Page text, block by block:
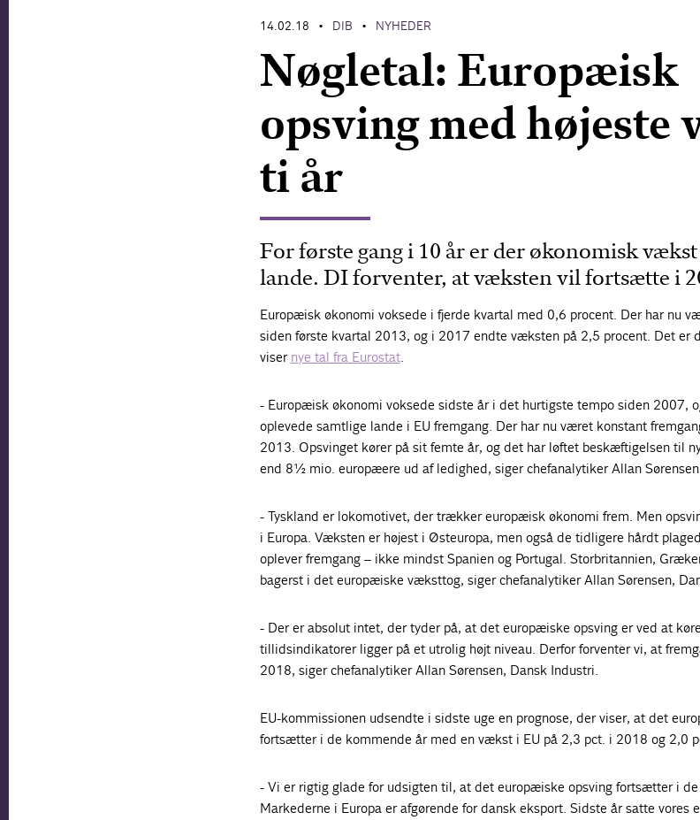
14.02.18 • DIB • NYHEDER
Nøgletal: Europæisk
opsving med højeste
ti år
For første gang i 10 år er der økonomisk
lande. DI forventer, at væksten vil fortsætte i
Europæisk økonomi voksede i fjerde kvartal med 0,6 procent. Der har nu
siden første kvartal 2013, og i 2017 endte væksten på 2,5 procent. Det er
viser nye tal fra Eurostat.
- Europæisk økonomi voksede sidste år i det hurtigste tempo siden 2007,
oplevede samtlige lande i EU fremgang. Der har nu været konstant
2013. Opsvinget kører på sit femte år, og det har løftet beskæftigelsen til
end 8½ mio. europæere ud af ledighed, siger chefanalytiker Allan
- Tyskland er lokomotivet, der trækker europæisk økonomi frem. Men
i Europa. Væksten er højest i Østeuropa, men også de tidligere hårdt
oplever fremgang – ikke mindst Spanien og Portugal. Storbritannien,
bagerst i det europæiske væksttog, siger chefanalytiker Allan Sørensen,
- Der er absolut intet, der tyder på, at det europæiske opsving er ved at
tillidsindikatorer ligger på et utrolig højt niveau. Derfor forventer vi, at
2018, siger chefanalytiker Allan Sørensen, Dansk Industri.
EU-kommissionen udsendte i sidste uge en prognose, der viser, at det
fortsætter i de kommende år med en vækst i EU på 2,3 pct. i 2018 og 2,0
- Vi er rigtig glade for udsigten til, at det europæiske opsving fortsætter i
Markederne i Europa er afgørende for dansk eksport. Sidste år satte vores